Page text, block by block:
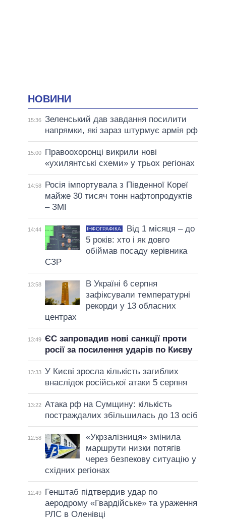
НОВИНИ
15:36 Зеленський дав завдання посилити
напрямки, які зараз штурмує армія рф
15:00
Правоохоронці викрили нові
«ухилянтські схеми» у трьох регіонах
14:58
Росія імпортувала з Південної Кореї
майже 30 тисяч тонн нафтопродуктів
– ЗМІ
14:44 ІНФОГРАФІКА
Від 1 місяця – до
5 років: хто і як довго
обіймав посаду керівника
СЗР
13:58
В Україні 6 серпня
зафіксували температурні
рекорди у 13 обласних
центрах
13:49 ЄС запровадив нові санкції проти
росії за посилення ударів по Києву
13:33 У Києві зросла кількість загиблих
внаслідок російської атаки 5 серпня
13:22 Атака рф на Сумщину: кількість
постраждалих збільшилась до 13 осіб
12:58
«Укрзалізниця» змінила
маршрути низки потягів
через безпекову ситуацію у
східних регіонах
12:49
Генштаб підтвердив удар по
аеродрому «Гвардійське» та ураження
РЛС в Оленівці